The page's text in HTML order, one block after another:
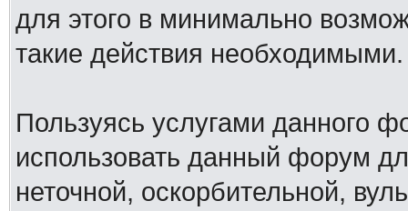
для этого в минимально
такие действия необходимыми.
Пользуясь услугами данного
использовать данный форум
неточной, оскорбительной,